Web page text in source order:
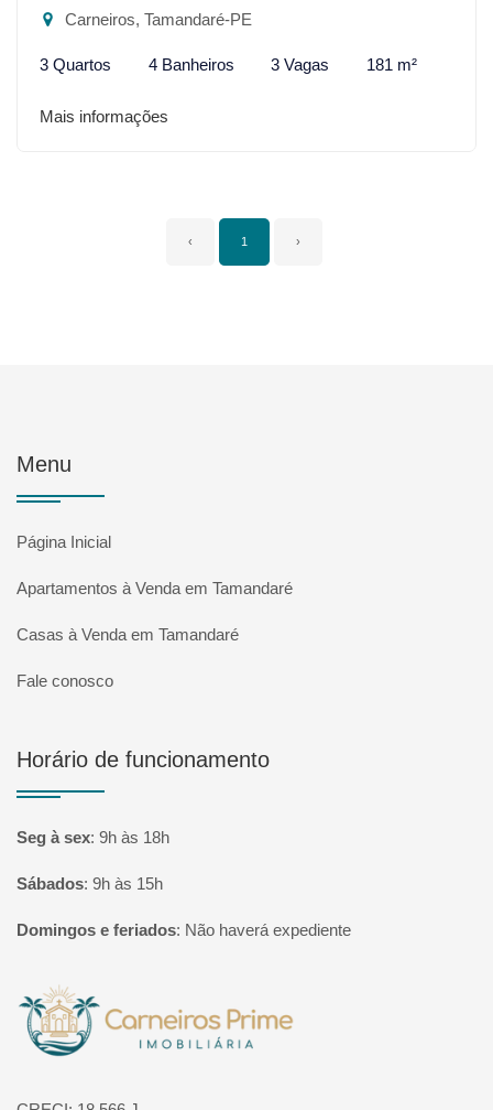
Carneiros, Tamandaré-PE
3 Quartos 4 Banheiros 3 Vagas 181 m²
Mais informações
‹ 1 ›
Menu
Página Inicial
Apartamentos à Venda em Tamandaré
Casas à Venda em Tamandaré
Fale conosco
Horário de funcionamento
Seg à sex: 9h às 18h
Sábados: 9h às 15h
Domingos e feriados: Não haverá expediente
Página inicial